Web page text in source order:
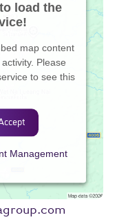
load the
map content
Please
to see this
Management